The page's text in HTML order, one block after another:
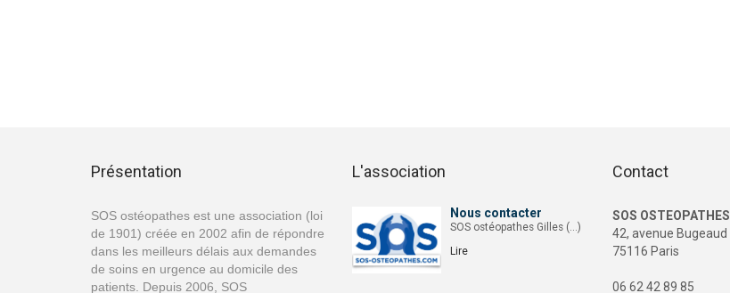
Présentation
SOS ostéopathes est une association (loi
de 1901) créée en 2002 afin de répondre
dans les meilleurs délais aux demandes
de soins en urgence au domicile des
patients. Depuis 2006, SOS
L'association
Nous contacter
SOS ostéopathes Gilles (…)
Lire
Contact
SOS OSTEOPATHES
42, avenue Bugeaud
75116 Paris
06 62 42 89 85